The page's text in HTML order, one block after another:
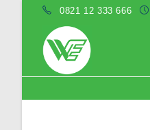
0821 12 333 666